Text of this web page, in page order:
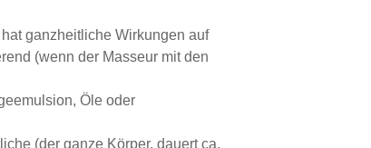
ganzheitliche Wirkungen auf
(wenn der Masseur mit den
Öle oder
(der ganze Körper, dauert ca.